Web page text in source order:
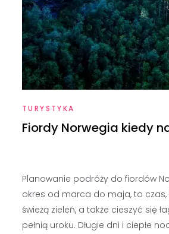
TURYSTYKA
Fiordy Norwegia kiedy
Planowanie podróży do fiordów
okres od marca do maja, to
świeżą zieleń, a także cieszyć się
pełnią uroku. Długie dni i ciepłe